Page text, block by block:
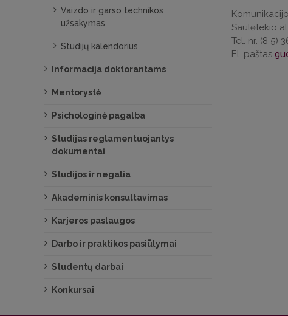
Saulėtekio
Tel. nr. (8 5)
El. paštas
Vaizdo ir garso technikos
užsakymas
Studijų kalendorius
Informacija doktorantams
Mentorystė
Psichologinė pagalba
Studijas reglamentuojantys
dokumentai
Studijos ir negalia
Akademinis konsultavimas
Karjeros paslaugos
Darbo ir praktikos pasiūlymai
Studentų darbai
Konkursai